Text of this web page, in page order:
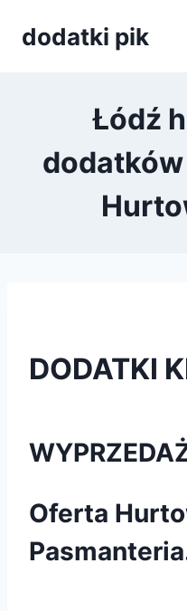
dodatki pik
Łódź
DODATKI
Oferta